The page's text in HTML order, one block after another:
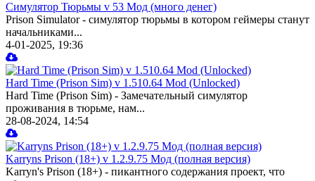
Симулятор Тюрьмы v 53 Мод (много денег)
Prison Simulator - симулятор тюрьмы в котором геймеры станут
начальниками...
4-01-2025, 19:36
Hard Time (Prison Sim) v 1.510.64 Mod (Unlocked)
Hard Time (Prison Sim) - Замечательный симулятор
проживания в тюрьме, нам...
28-08-2024, 14:54
Karryns Prison (18+) v 1.2.9.75 Мод (полная версия)
Karryn's Prison (18+) - пикантного содержания проект, что